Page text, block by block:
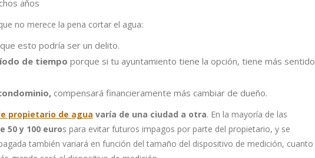
años
no merece la pena cortar el agua:
esto podría ser un delito.
de tiempo porque si tu ayuntamiento tiene la opción, tiene más sentido
compensará financieramente más cambiar de dueño.
propietario de agua varía de una ciudad a otra. En la mayoría de las
50 y 100 euros para evitar futuros impagos por parte del propietario, y se
también variará en función del tamaño del dispositivo de medición, cuanto